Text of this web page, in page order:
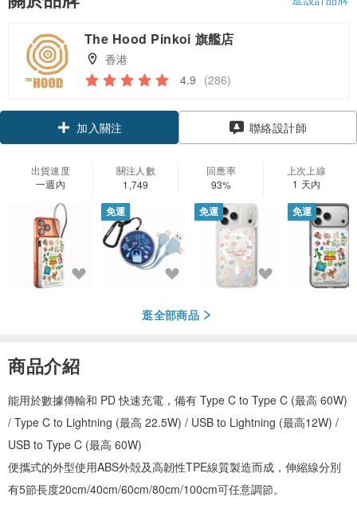
The Hood Pinkoi 旗艦店
香港
4.9 (286)
加入關注 聯絡設計師
出貨速度
一週內
關注人數
1,749
回應率
93%
上次上線
1 天內
免運 免運 免運
逛全部商品
商品介紹
能用於數據傳輸和 PD 快速充電，備有 Type C to Type C (最高 60W)
/ Type C to Lightning (最高 22.5W) / USB to Lightning (最高12W) /
USB to Type C (最高 60W)
便攜式的外型使用ABS外殻及高韌性TPE線質製造而成，伸縮線分別
有5節長度20cm/40cm/60cm/80cm/100cm可任意調節。